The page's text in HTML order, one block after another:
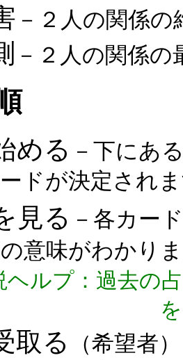
－２人の関係
－２人の関係の
める －下にあ
ドが決定され
見る －各カー
意味がわかり
ヘルプ：過去の
取る （希望者